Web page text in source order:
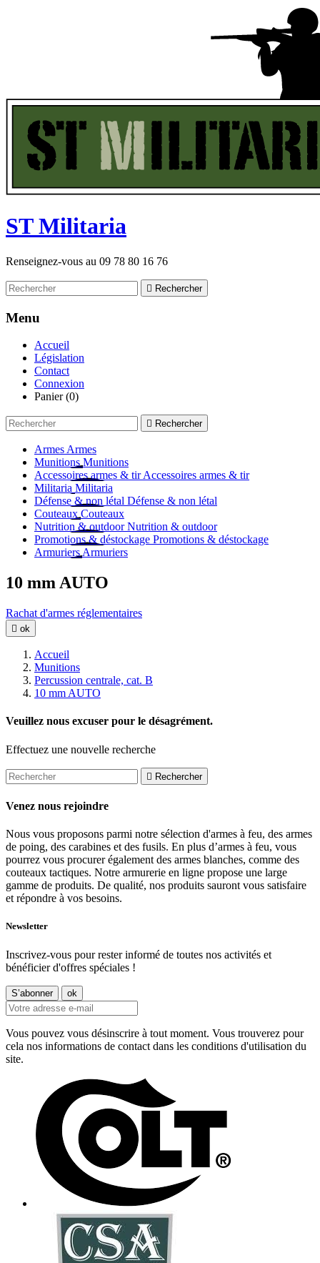
STMilitaria
Renseignez-vous au 09 78 80 16 76
 Rechercher
Menu
Accueil
Législation
Contact
Connexion
Panier (0)
 Rechercher
Armes Armes
Munitions Munitions
Accessoires armes & tir Accessoires armes & tir
Militaria Militaria
Défense & non létal Défense & non létal
Couteaux Couteaux
Nutrition & outdoor Nutrition & outdoor
Promotions & déstockage Promotions & déstockage
Armuriers Armuriers
10 mm AUTO
Rachat d'armes réglementaires
 ok
Accueil
Munitions
Percussion centrale, cat. B
10 mm AUTO
Veuillez nous excuser pour le désagrément.
Effectuez une nouvelle recherche
 Rechercher
Venez nous rejoindre
Nous vous proposons parmi notre sélection d'armes à feu, des armes
de poing, des carabines et des fusils. En plus d’armes à feu, vous
pourrez vous procurer également des armes blanches, comme des
couteaux tactiques. Notre armurerie en ligne propose une large
gamme de produits. De qualité, nos produits sauront vous satisfaire
et répondre à vos besoins.
Newsletter
Inscrivez-vous pour rester informé de toutes nos activités et
bénéficier d'offres spéciales !
Vous pouvez vous désinscrire à tout moment. Vous trouverez pour
cela nos informations de contact dans les conditions d'utilisation du
site.